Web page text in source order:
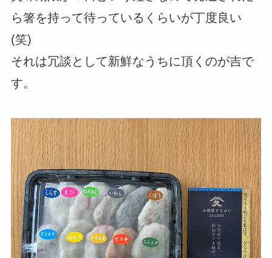
ら箸を持って待っているくらいが丁度良い
(笑)
それは冗談として新鮮なうちに頂くのが吉で
す。